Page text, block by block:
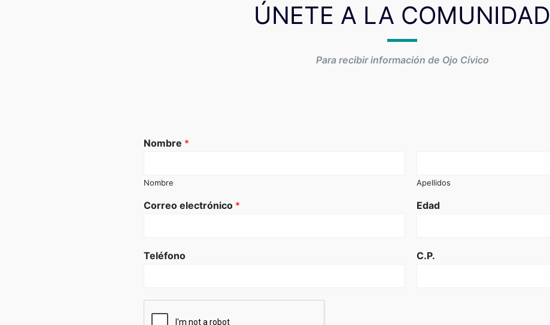
ÚNETE A LA COMUNIDAD
Para recibir información de Ojo Cívico
Nombre *
Nombre Apellidos
Correo electrónico * Edad
Teléfono C.P.